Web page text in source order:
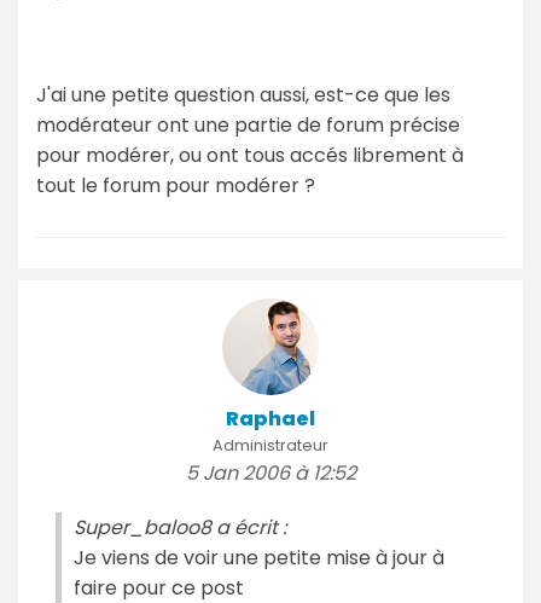
J'ai une petite question aussi, est-ce que les
modérateur ont une partie de forum précise
pour modérer, ou ont tous accés librement à
tout le forum pour modérer ?
Raphael
Administrateur
5 Jan 2006 à 12:52
Super_baloo8 a écrit :
Je viens de voir une petite mise à jour à
faire pour ce post